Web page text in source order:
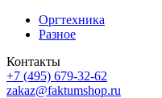
Оргтехника
Разное
Контакты
+7 (495) 679-32-62
zakaz@faktumshop.ru